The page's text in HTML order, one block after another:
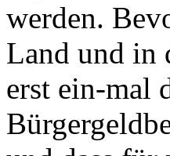
werden.
Land und in
erst ein-mal